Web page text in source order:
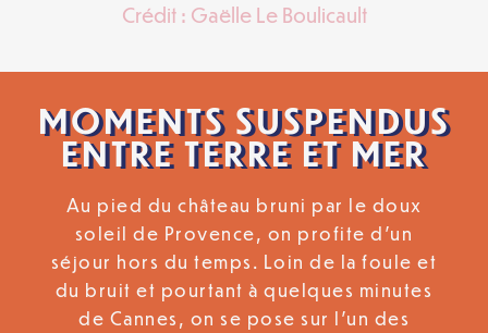
Crédit : Gaëlle Le Boulicault
MOMENTS SUSPENDUS
ENTRE TERRE ET MER
Au pied du château bruni par le doux
soleil de Provence, on profite d’un
séjour hors du temps. Loin de la foule et
du bruit et pourtant à quelques minutes
de Cannes, on se pose sur l’un des